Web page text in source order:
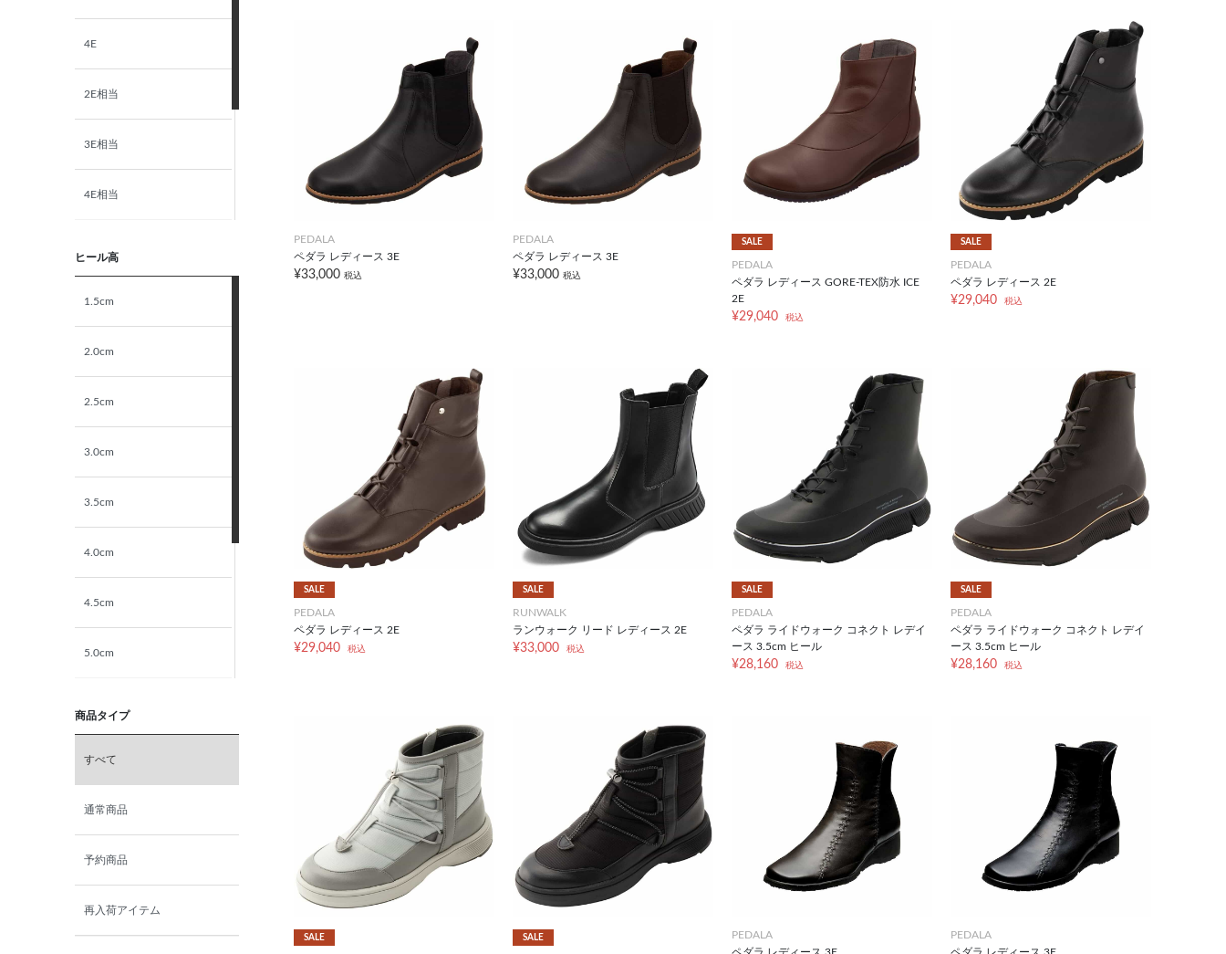
4E
2E相当
3E相当
4E相当
ヒール高
1.5cm
2.0cm
2.5cm
3.0cm
3.5cm
4.0cm
4.5cm
5.0cm
6.0cm
6.5cm
7.0cm
商品タイプ
すべて
通常商品
予約商品
再入荷アイテム
PEDALA
ペダラ レディース 3E
¥33,000 税込
PEDALA
ペダラ レディース 3E
¥33,000 税込
SALE
PEDALA
ペダラ レディース GORE-TEX防水 ICE
2E
¥29,040 税込
SALE
PEDALA
ペダラ レディース 2E
¥29,040 税込
SALE
PEDALA
ペダラ レディース 2E
¥29,040 税込
SALE
RUNWALK
ランウォーク リード レディース 2E
¥33,000 税込
SALE
PEDALA
ペダラ ライドウォーク コネクト レデイ
ース 3.5cm ヒール
¥28,160 税込
SALE
PEDALA
ペダラ ライドウォーク コネクト レデイ
ース 3.5cm ヒール
¥28,160 税込
SALE SALE
PEDALA
PEDALA